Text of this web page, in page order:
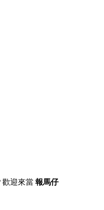
歡迎來當報馬仔